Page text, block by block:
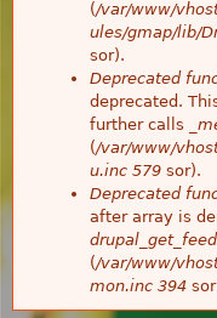
(/var/www/
ules/gmap/lib/
sor).
Deprecated
deprecated.
further calls
(/var/www/
u.inc 579 sor).
Deprecated
after array is
(/var/www/
mon.inc 394